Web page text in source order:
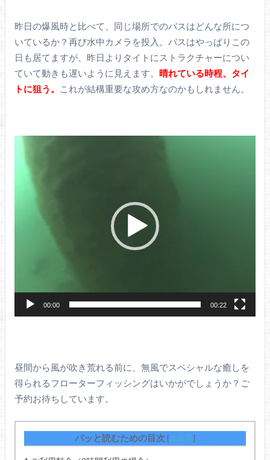
昨日の爆風時と比べて、同じ場所でのバスはどんな所につ
いているか？再び水中カメラを投入。バスはやっぱりこの
日も居てますが、昨日よりタイトにストラクチャーについ
ていて動きも遅いように見えます。 晴れている時程、タイ
トに狙う。
これが結構重要な攻め方なのかもしれません。
00:00 00:22
昼間から風が吹き荒れる前に、無風でスペシャルな癒しを
得られるフローターフィッシングはいかがでしょうか？ご
予約お待ちしています。
パッと読むための目次 [非表示]